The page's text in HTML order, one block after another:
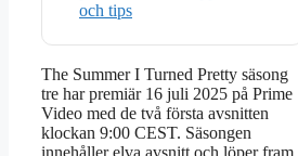
och tips
The Summer I Turned Pretty säsong
tre har premiär 16 juli 2025 på Prime
Video med de två första avsnitten
klockan 9:00 CEST. Säsongen
innehåller elva avsnitt och löper fram